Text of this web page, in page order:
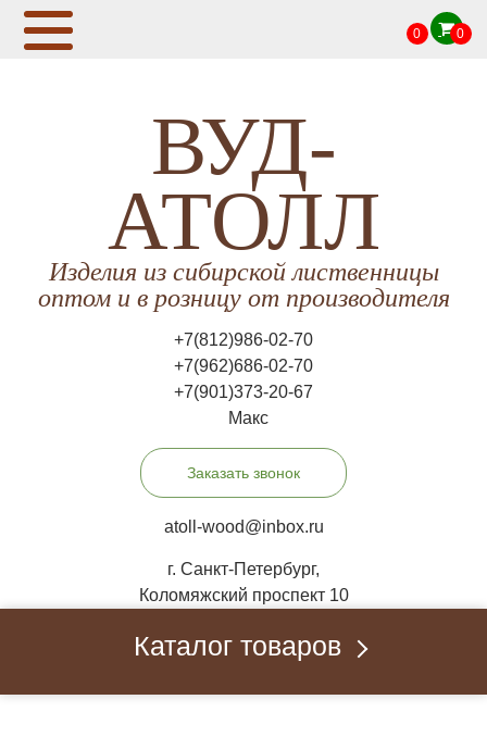
0 0
ВУД-
АТОЛЛ
Изделия из сибирской лиственницы
оптом и в розницу от производителя
+7(812)986-02-70
+7(962)686-02-70
+7(901)373-20-67
Макс
Заказать звонок
atoll-wood@inbox.ru
г. Санкт-Петербург,
Коломяжский проспект 10
Каталог товаров